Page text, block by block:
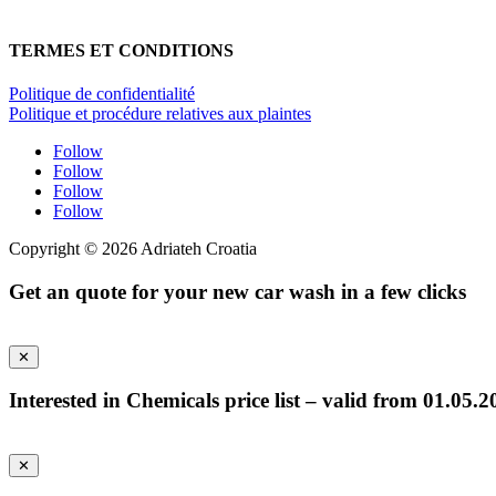
TERMES ET CONDITIONS
Politique de confidentialité
Politique et procédure relatives aux plaintes
Follow
Follow
Follow
Follow
Copyright © 2026 Adriateh Croatia
Get an quote for your new car wash in a few clicks
✕
Interested in Chemicals price list – valid from
✕